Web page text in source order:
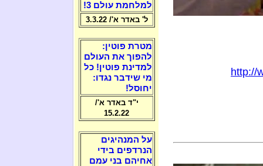
http://
למלחמת עולם 3!
ל' באדר א'/ 3.3.22
מטרת פוטין:
להפוך את העולם
למדינת פוטין! כל
מי שידבר נגדו:
יחוסל!
י"ד באדר א'/
15.2.22
על המנהיגים
הנרדפים בידי
אחיהם בני עמם